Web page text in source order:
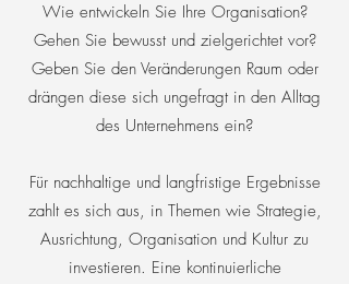
Wie entwickeln Sie Ihre Organisation?
Gehen Sie bewusst und zielgerichtet vor?
Geben Sie den Veränderungen Raum oder
drängen diese sich ungefragt in den Alltag
des Unternehmens ein?
Für nachhaltige und langfristige Ergebnisse
zahlt es sich aus, in Themen wie Strategie,
Ausrichtung, Organisation und Kultur zu
investieren. Eine kontinuierliche